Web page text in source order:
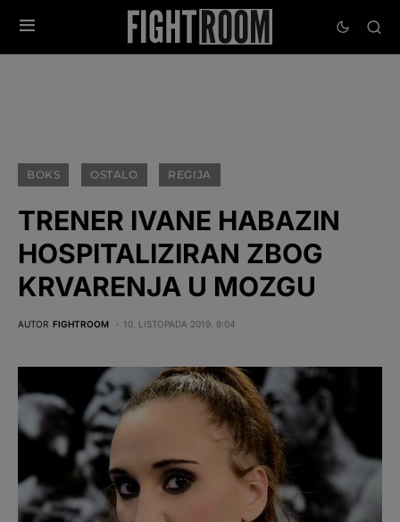
BOKS OSTALO REGIJA
TRENER IVANE HABAZIN
HOSPITALIZIRAN ZBOG
KRVARENJA U MOZGU
AUTOR FIGHTROOM 10. LISTOPADA 2019. 9:04